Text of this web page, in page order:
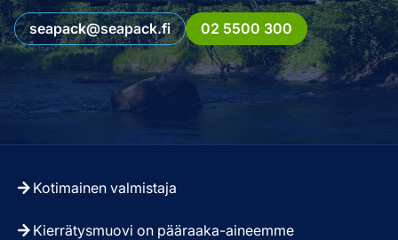
seapack@seapack.fi 02 5500 300
Kotimainen valmistaja
Kierrätysmuovi on pääraaka-aineemme